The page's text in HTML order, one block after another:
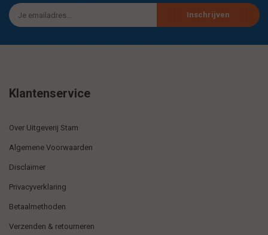
Inschrijven
Klantenservice
Over Uitgeverij Stam
Algemene Voorwaarden
Disclaimer
Privacyverklaring
Betaalmethoden
Verzenden & retourneren